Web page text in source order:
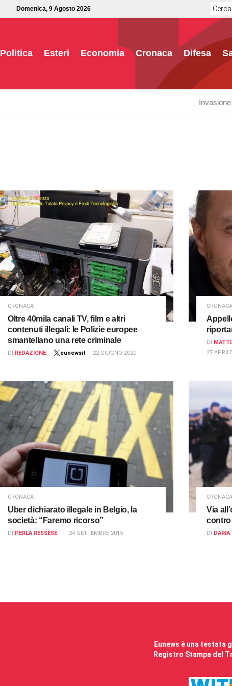
Domenica, 9 Agosto 2026
Politica Esteri Economia Cronaca Difesa
CRONACA
Oltre 40mila canali TV, film e altri
contenuti illegali: le Polizie europee
smantellano una rete criminale
DI REDAZIONE eunewsit 22 GIUGNO 2020
CRONACA
DI
27
CRONACA
Uber dichiarato illegale in Belgio, la
società: “Faremo ricorso”
DI PERLA RESSESE 24 SETTEMBRE 2015
CRONACA
Via
contro
DI DARIA
Eunews è una
Registro Stampa del